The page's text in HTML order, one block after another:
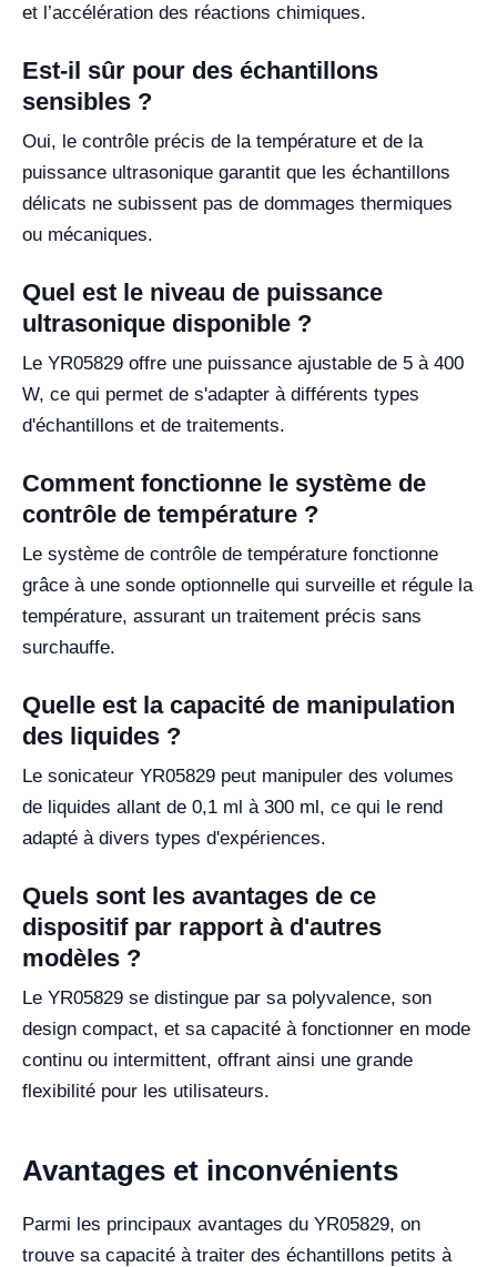
et l’accélération des réactions chimiques.
Est-il sûr pour des échantillons
sensibles ?
Oui, le contrôle précis de la température et de la
puissance ultrasonique garantit que les échantillons
délicats ne subissent pas de dommages thermiques
ou mécaniques.
Quel est le niveau de puissance
ultrasonique disponible ?
Le YR05829 offre une puissance ajustable de 5 à 400
W, ce qui permet de s'adapter à différents types
d'échantillons et de traitements.
Comment fonctionne le système de
contrôle de température ?
Le système de contrôle de température fonctionne
grâce à une sonde optionnelle qui surveille et régule la
température, assurant un traitement précis sans
surchauffe.
Quelle est la capacité de manipulation
des liquides ?
Le sonicateur YR05829 peut manipuler des volumes
de liquides allant de 0,1 ml à 300 ml, ce qui le rend
adapté à divers types d'expériences.
Quels sont les avantages de ce
dispositif par rapport à d'autres
modèles ?
Le YR05829 se distingue par sa polyvalence, son
design compact, et sa capacité à fonctionner en mode
continu ou intermittent, offrant ainsi une grande
flexibilité pour les utilisateurs.
Avantages et inconvénients
Parmi les principaux avantages du YR05829, on
trouve sa capacité à traiter des échantillons petits à